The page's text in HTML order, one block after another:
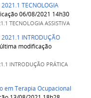
TECNOLOGIA
06/08/2021 14h30
TECNOLOGIA ASSISTIVA
INTRODUÇÃO
modificação
INTRODUÇÃO PRÁTICA
em Terapia Ocupacional